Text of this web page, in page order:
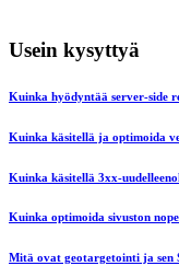
Usein kysyttyä
Kuinka hyödyntää server-side
Kuinka käsitellä ja optimoida
Kuinka käsitellä 3xx-
Kuinka optimoida sivuston
Mitä ovat geotargetointi ja sen